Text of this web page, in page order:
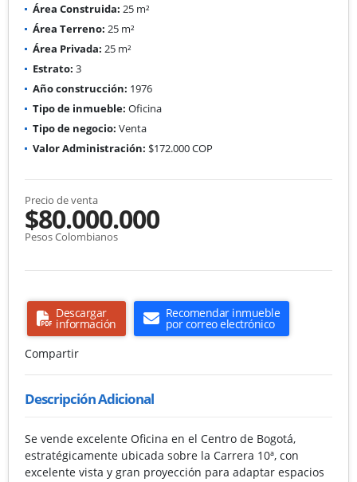
Área Construida: 25 m²
Área Terreno: 25 m²
Área Privada: 25 m²
Estrato: 3
Año construcción: 1976
Tipo de inmueble: Oficina
Tipo de negocio: Venta
Valor Administración: $172.000 COP
Precio de venta
$80.000.000
Pesos Colombianos
Descargar
información
Recomendar inmueble
por correo electrónico
Compartir
Descripción Adicional
Se vende excelente Oficina en el Centro de Bogotá,
estratégicamente ubicada sobre la Carrera 10ª, con
excelente vista y gran proyección para adaptar espacios